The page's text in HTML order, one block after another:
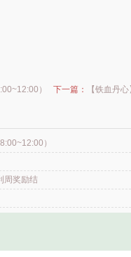
） 下一篇： 【铁血丹
）
周奖励结